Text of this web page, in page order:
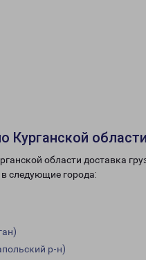
Курганской области
области доставка
следующие города:
р-н)